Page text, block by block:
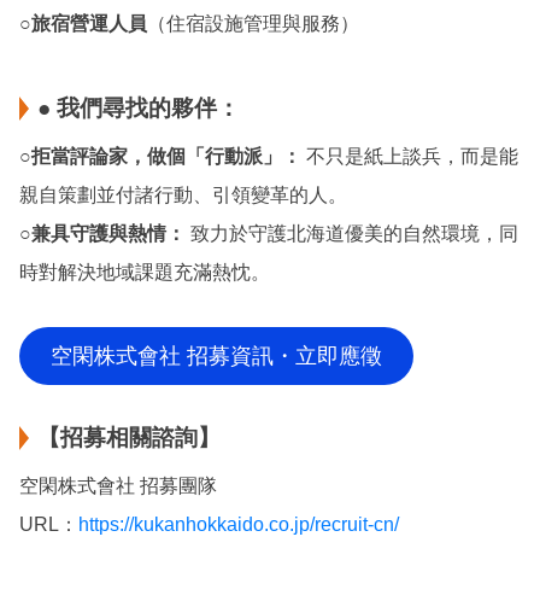
○旅宿營運人員 （住宿設施管理與服務）
● 我們尋找的夥伴：
○拒當評論家，做個「行動派」： 不只是紙上談兵，而是能
親自策劃並付諸行動、引領變革的人。
○兼具守護與熱情： 致力於守護北海道優美的自然環境，同
時對解決地域課題充滿熱忱。
空閑株式會社 招募資訊・立即應徵
【招募相關諮詢】
空閑株式會社 招募團隊
URL： https://kukanhokkaido.co.jp/recruit-cn/